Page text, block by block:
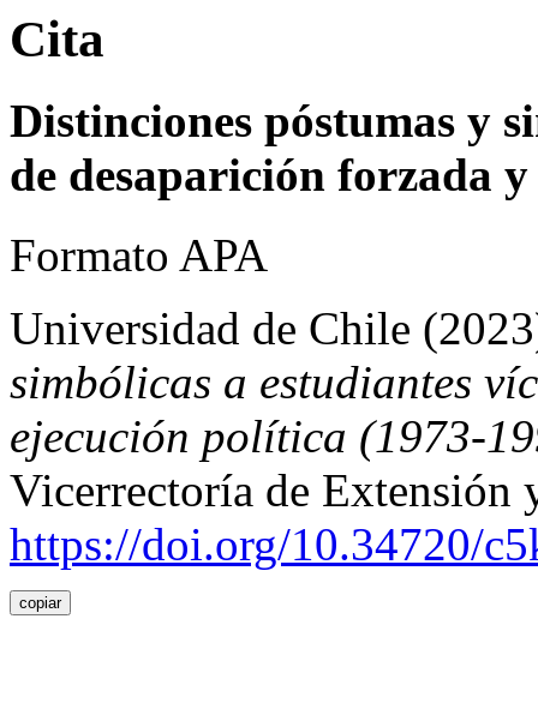
Cita
Distinciones póstumas y
de desaparición forzada
Formato APA
Universidad de Chile
simbólicas a estudiantes
ejecución política (1973-
Vicerrectoría de Extensión
https://doi.org/10.34720/
copiar